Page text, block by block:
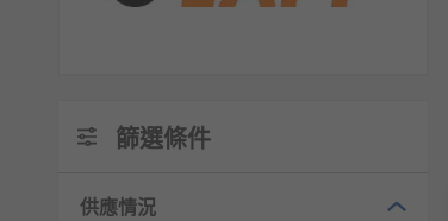
篩選條件
供應情況